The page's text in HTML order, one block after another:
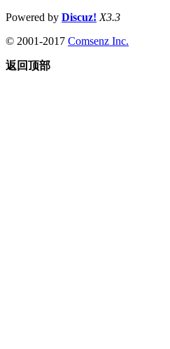
Powered by Discuz! X3.3
© 2001-2017 Comsenz Inc.
返回顶部